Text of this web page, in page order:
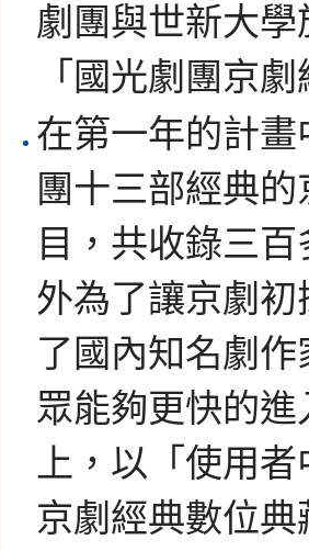
劇團與世新大
「國光劇團京
在第一年的計
團十三部經典
目，共收錄三
外為了讓京劇
了國內知名劇
眾能夠更快的
上，以「使用
京劇經典數位